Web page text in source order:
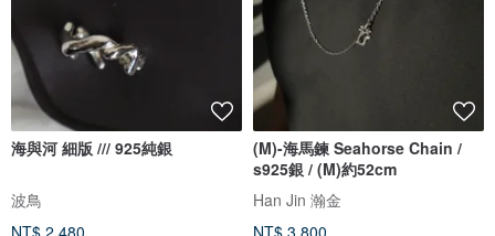
海與河 細版 /// 925純銀
波鳥
(M)-海馬鍊 Seahorse Chain /
s925銀 / (M)約52cm
Han Jin 瀚金